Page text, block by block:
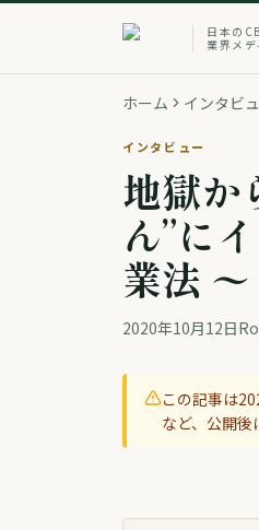
日本の
業界メデ
ホーム インタビ
インタビュー
地獄か
ん”に
業法 〜
2020年10月12日
この記事は
など、公開